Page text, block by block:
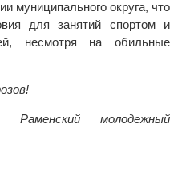
муниципального округа, что
для занятий спортом и
несмотря на обильные
Раменский молодежный